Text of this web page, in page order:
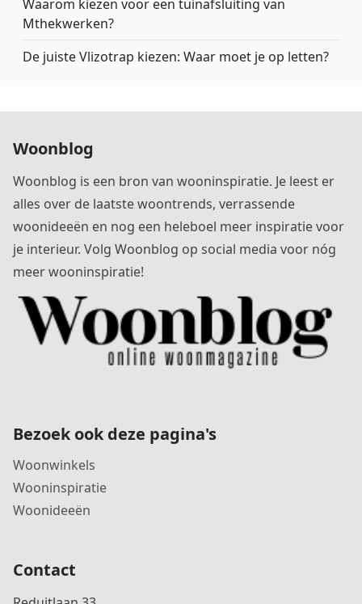
Waarom kiezen voor een tuinafsluiting van
Mthekwerken?
De juiste Vlizotrap kiezen: Waar moet je op letten?
Woonblog
Woonblog is een bron van wooninspiratie. Je leest er
alles over de laatste woontrends, verrassende
woonideeën en nog een heleboel meer inspiratie voor
je interieur. Volg Woonblog op social media voor nóg
meer wooninspiratie!
Bezoek ook deze pagina's
Woonwinkels
Wooninspiratie
Woonideeën
Contact